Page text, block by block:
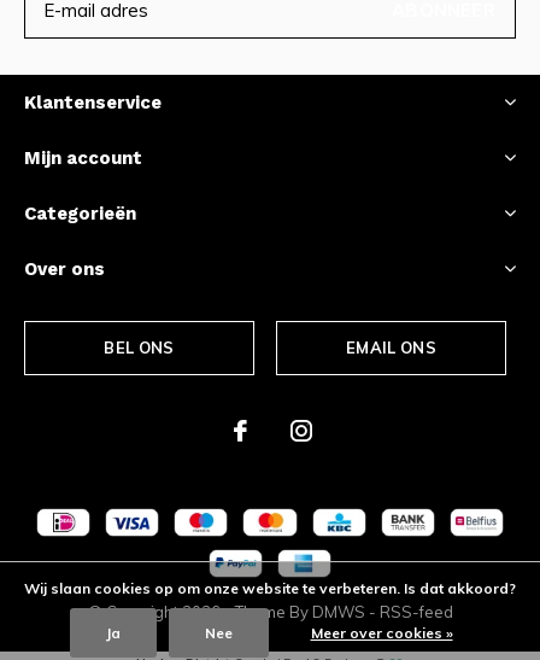
Klantenservice
Mijn account
Categorieën
Over ons
BEL ONS EMAIL ONS
© Copyright2026- Theme By DMWS - RSS-feed
Wij slaan cookies op om onze website te verbeteren. Is dat akkoord?
Ja Nee Meer over cookies »